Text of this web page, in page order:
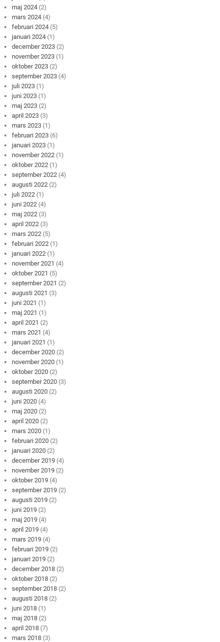
maj 2024 (2)
mars 2024 (4)
februari 2024 (5)
januari 2024 (1)
december 2023 (2)
november 2023 (1)
oktober 2023 (2)
september 2023 (4)
juli 2023 (1)
juni 2023 (1)
maj 2023 (2)
april 2023 (3)
mars 2023 (1)
februari 2023 (6)
januari 2023 (1)
november 2022 (1)
oktober 2022 (1)
september 2022 (4)
augusti 2022 (2)
juli 2022 (1)
juni 2022 (4)
maj 2022 (3)
april 2022 (3)
mars 2022 (5)
februari 2022 (1)
januari 2022 (1)
november 2021 (4)
oktober 2021 (5)
september 2021 (2)
augusti 2021 (3)
juni 2021 (1)
maj 2021 (1)
april 2021 (2)
mars 2021 (4)
januari 2021 (1)
december 2020 (2)
november 2020 (1)
oktober 2020 (2)
september 2020 (3)
augusti 2020 (2)
juni 2020 (4)
maj 2020 (2)
april 2020 (2)
mars 2020 (1)
februari 2020 (2)
januari 2020 (2)
december 2019 (4)
november 2019 (2)
oktober 2019 (4)
september 2019 (2)
augusti 2019 (2)
juni 2019 (2)
maj 2019 (4)
april 2019 (4)
mars 2019 (4)
februari 2019 (2)
januari 2019 (2)
december 2018 (2)
oktober 2018 (2)
september 2018 (2)
augusti 2018 (2)
juni 2018 (1)
maj 2018 (2)
april 2018 (7)
mars 2018 (3)